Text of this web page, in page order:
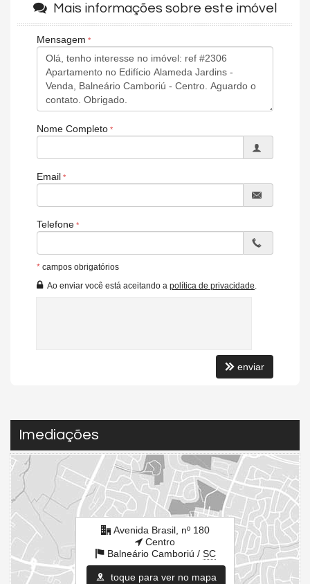
Sala de Jogos
Salão de Festas
Cinema
Piscina
Espaço Fitness
Portaria 24h
Playground
Brinquedoteca
Quiosque Externo
Piscina Infantil
Endereço:
Centro
Balneário Camboriú /
ver mapa abaixo
Mais informações sobre este imóvel
Mensagem
Nome Completo
Email
Telefone
* campos obrigatórios
Ao enviar você está aceitando a política de privacidade
enviar
Imediações
Avenida Brasil, nº 180
Centro
Balneário Camboriú / SC
toque para ver no mapa